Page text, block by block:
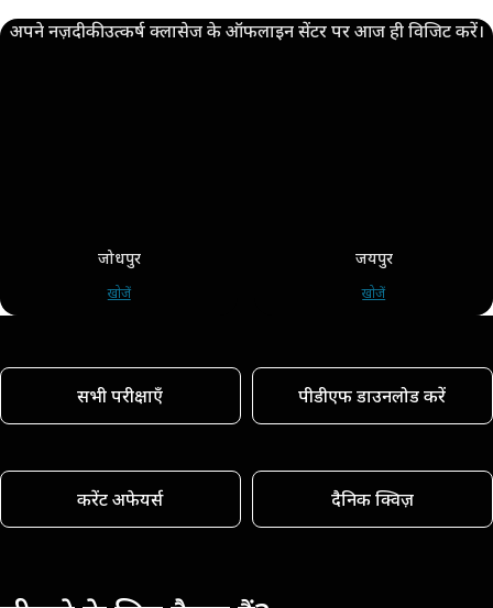
अपने नज़दीकी उत्कर्ष क्लासेज के ऑफलाइन सेंटर पर आज ही विजिट करें।
जोधपुर
खोजें
जयपुर
खोजें
सभी परीक्षाएँ पीडीएफ डाउनलोड करें
करेंट अफेयर्स दैनिक क्विज़